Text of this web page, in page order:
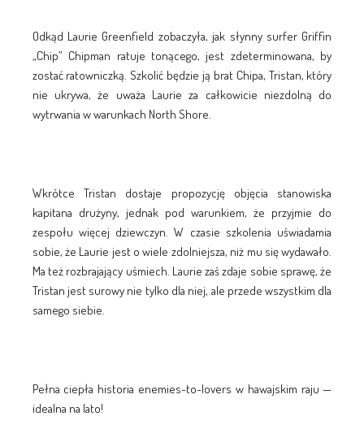
Odkąd Laurie Greenfield zobaczyła, jak słynny surfer Griffin
„Chip” Chipman ratuje tonącego, jest zdeterminowana, by
zostać ratowniczką. Szkolić będzie ją brat Chipa, Tristan, który
nie ukrywa, że uważa Laurie za całkowicie niezdolną do
wytrwania w warunkach North Shore.
Wkrótce Tristan dostaje propozycję objęcia stanowiska
kapitana drużyny, jednak pod warunkiem, że przyjmie do
zespołu więcej dziewczyn. W czasie szkolenia uświadamia
sobie, że Laurie jest o wiele zdolniejsza, niż mu się wydawało.
Ma też rozbrajający uśmiech. Laurie zaś zdaje sobie sprawę, że
Tristan jest surowy nie tylko dla niej, ale przede wszystkim dla
samego siebie.
Pełna ciepła historia enemies-to-lovers w hawajskim raju —
idealna na lato!